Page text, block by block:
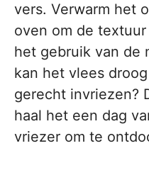
vers. Verwarm het
oven om de
het gebruik van de
kan het vlees
gerecht invriezen?
haal het een dag
vriezer om te